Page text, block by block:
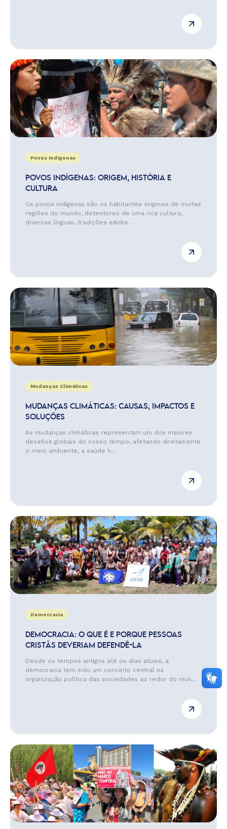
Povos Indígenas
POVOS INDÍGENAS: ORIGEM, HISTÓRIA E
CULTURA
Os povos indígenas são os habitantes originais de muitas
regiões do mundo, detentores de uma rica cultura,
diversas línguas, tradições e&nbs...
Mudanças Climáticas
MUDANÇAS CLIMÁTICAS: CAUSAS, IMPACTOS E
SOLUÇÕES
As mudanças climáticas representam um dos maiores
desafios globais do nosso tempo, afetando diretamente
o meio ambiente, a saúde h...
Democracia
DEMOCRACIA: O QUE É E PORQUE PESSOAS
CRISTÃS DEVERIAM DEFENDÊ-LA
Desde os tempos antigos até os dias atuais, a
democracia tem sido um conceito central na
organização política das sociedades ao redor do mun...